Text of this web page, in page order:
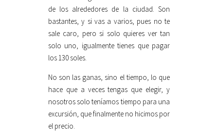
de los alrededores de la ciudad. Son
bastantes, y si vas a varios, pues no te
sale caro, pero si solo quieres ver tan
solo uno, igualmente tienes que pagar
los 130 soles.
No son las ganas, sino el tiempo, lo que
hace que a veces tengas que elegir, y
nosotros solo teníamos tiempo para una
excursión, que finalmente no hicimos por
el precio.